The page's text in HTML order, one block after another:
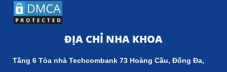
ĐỊA CHỈ NHA KHOA
Tầng 6 Tòa nhà Techcombank 73 Hoàng Cầu, Đống Đa,